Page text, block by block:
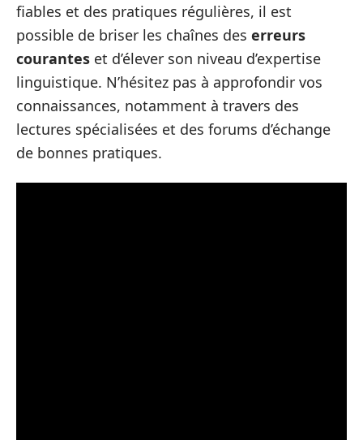
fiables et des pratiques régulières, il est
possible de briser les chaînes des erreurs
courantes et d’élever son niveau d’expertise
linguistique. N’hésitez pas à approfondir vos
connaissances, notamment à travers des
lectures spécialisées et des forums d’échange
de bonnes pratiques.